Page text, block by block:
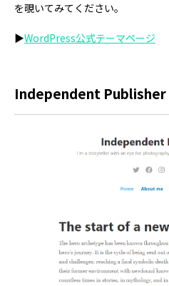
を覗いてみてください。
▶WordPress公式テーマページ
Independent Publisher